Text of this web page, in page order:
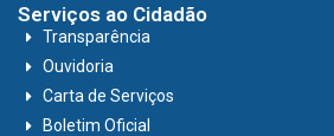
Serviços ao Cidadão
Transparência
Ouvidoria
Carta de Serviços
Boletim Oficial